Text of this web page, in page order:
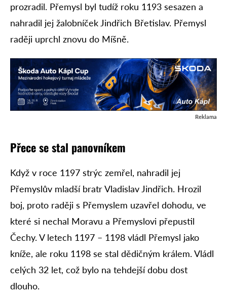
prozradil. Přemysl byl tudíž roku 1193 sesazen a
nahradil jej žalobníček Jindřich Břetislav. Přemysl
raději uprchl znovu do Míšně.
Reklama
Přece se stal panovníkem
Když v roce 1197 strýc zemřel, nahradil jej
Přemyslův mladší bratr Vladislav Jindřich. Hrozil
boj, proto raději s Přemyslem uzavřel dohodu, ve
které si nechal Moravu a Přemyslovi přepustil
Čechy. V letech 1197 – 1198 vládl Přemysl jako
kníže, ale roku 1198 se stal dědičným králem. Vládl
celých 32 let, což bylo na tehdejší dobu dost
dlouho.